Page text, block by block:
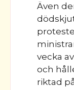
Även
vecka
och
riktad